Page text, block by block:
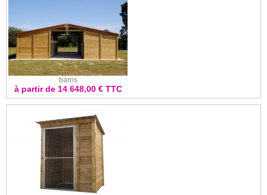
barns
à partir de 14 648,00 € TTC